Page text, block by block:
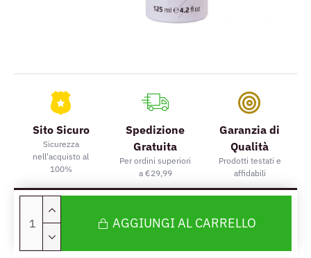
Sito Sicuro
Sicurezza
nell'acquisto al
100%
Spedizione
Gratuita
Per ordini superiori
a €29,99
Garanzia di
Qualità
Prodotti testati e
affidabili
AGGIUNGI AL CARRELLO